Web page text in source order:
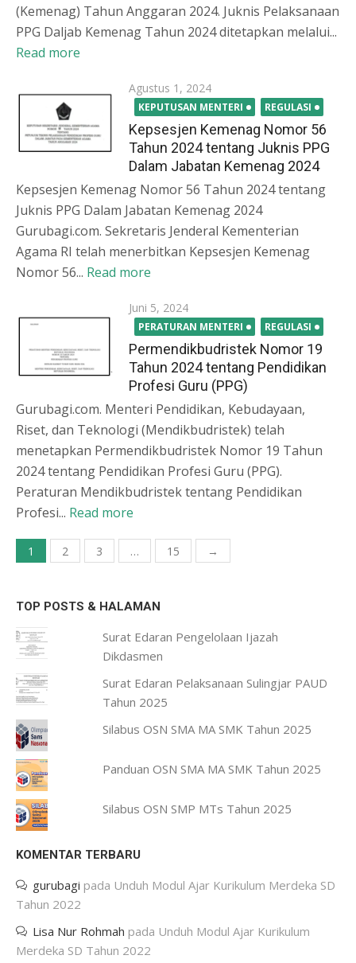
(Kemenag) Tahun Anggaran 2024. Juknis Pelaksanaan
PPG Daljab Kemenag Tahun 2024 ditetapkan melalui...
Read more
Posted
on
Agustus 1, 2024
KEPUTUSAN MENTERI REGULASI
Kepsesjen Kemenag Nomor 56
Tahun 2024 tentang Juknis PPG
Dalam Jabatan Kemenag 2024
Kepsesjen Kemenag Nomor 56 Tahun 2024 tentang
Juknis PPG Dalam Jabatan Kemenag 2024
Gurubagi.com. Sekretaris Jenderal Kementerian
Agama RI telah menerbitkan Kepsesjen Kemenag
Nomor 56... Read more
Posted
on
Juni 5, 2024
PERATURAN MENTERI REGULASI
Permendikbudristek Nomor 19
Tahun 2024 tentang Pendidikan
Profesi Guru (PPG)
Gurubagi.com. Menteri Pendidikan, Kebudayaan,
Riset, dan Teknologi (Mendikbudristek) telah
menetapkan Permendikbudristek Nomor 19 Tahun
2024 tentang Pendidikan Profesi Guru (PPG).
Peraturan Mendikbudristek tentang Pendidikan
Profesi... Read more
Paginasi
1 2 3 … 15 →
TOP POSTS & HALAMAN
Surat Edaran Pengelolaan Ijazah
Dikdasmen
Surat Edaran Pelaksanaan Sulingjar PAUD
Tahun 2025
Silabus OSN SMA MA SMK Tahun 2025
Panduan OSN SMA MA SMK Tahun 2025
Silabus OSN SMP MTs Tahun 2025
KOMENTAR TERBARU
gurubagi pada Unduh Modul Ajar Kurikulum Merdeka SD
Tahun 2022
Lisa Nur Rohmah pada Unduh Modul Ajar Kurikulum
Merdeka SD Tahun 2022